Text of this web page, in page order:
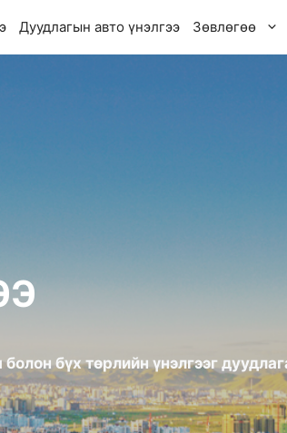
Дуудлагын авто үнэлгээ Зөвлөгөө
бүх төрлийн үнэлгээг